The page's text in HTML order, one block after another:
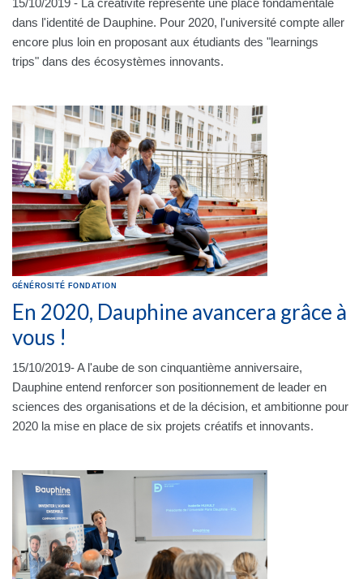
15/10/2019 - La créativité représente une place fondamentale
dans l'identité de Dauphine. Pour 2020, l'université compte aller
encore plus loin en proposant aux étudiants des "learnings
trips" dans des écosystèmes innovants.
GÉNÉROSITÉ FONDATION
En 2020, Dauphine avancera grâce à
vous !
15/10/2019- A l'aube de son cinquantième anniversaire,
Dauphine entend renforcer son positionnement de leader en
sciences des organisations et de la décision, et ambitionne pour
2020 la mise en place de six projets créatifs et innovants.